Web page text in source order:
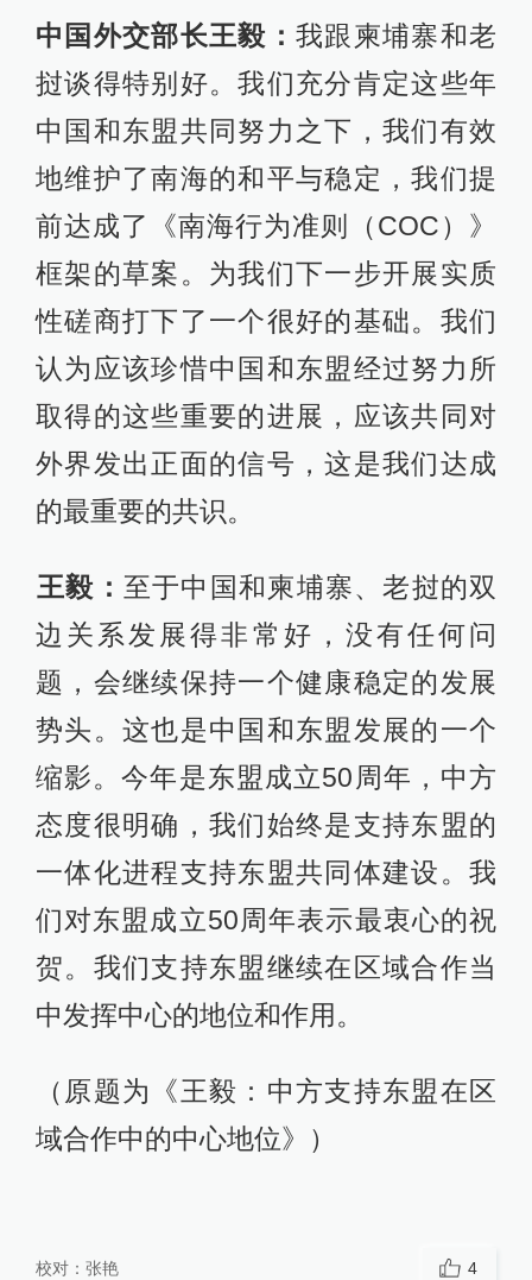
中国外交部长王毅：我跟柬埔寨和老
挝谈得特别好。我们充分肯定这些年
中国和东盟共同努力之下，我们有效
地维护了南海的和平与稳定，我们提
前达成了《南海行为准则（COC）》
框架的草案。为我们下一步开展实质
性磋商打下了一个很好的基础。我们
认为应该珍惜中国和东盟经过努力所
取得的这些重要的进展，应该共同对
外界发出正面的信号，这是我们达成
的最重要的共识。
王毅： 至于中国和柬埔寨、老挝的双
边关系发展得非常好，没有任何问
题，会继续保持一个健康稳定的发展
势头。这也是中国和东盟发展的一个
缩影。今年是东盟成立50周年，中方
态度很明确，我们始终是支持东盟的
一体化进程支持东盟共同体建设。我
们对东盟成立50周年表示最衷心的祝
贺。我们支持东盟继续在区域合作当
中发挥中心的地位和作用。
（原题为《王毅：中方支持东盟在区
域合作中的中心地位》）
校对： 张艳 4